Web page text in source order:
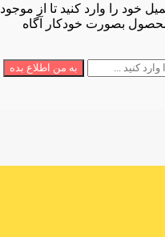
خود را وارد کنید تا از موجود
بصورت خودکار آگاه